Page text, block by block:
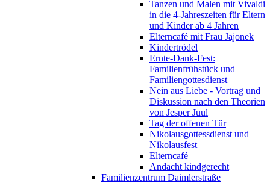
Tanzen und Malen mit Vivaldi
in die 4-Jahreszeiten für Eltern
und Kinder ab 4 Jahren
Elterncafé mit Frau Jajonek
Kindertrödel
Ernte-Dank-Fest:
Familienfrühstück und
Familiengottesdienst
Nein aus Liebe - Vortrag und
Diskussion nach den Theorien
von Jesper Juul
Tag der offenen Tür
Nikolausgottessdienst und
Nikolausfest
Elterncafé
Andacht kindgerecht
Familienzentrum Daimlerstraße